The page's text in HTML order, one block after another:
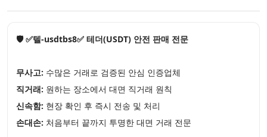
🛡️ ✅텔-usdtbs8✅ 테더(USDT) 안전 판매 전문
무사고: 수많은 거래로 검증된 안심 인증업체
직거래: 원하는 장소에서 대면 직거래 원칙
신속함: 현장 확인 후 즉시 전송 및 처리
손대손: 처음부터 끝까지 투명한 대면 거래 전문